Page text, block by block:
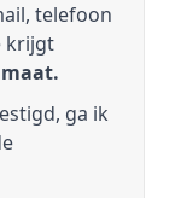
telefoon
krijgt
ga ik